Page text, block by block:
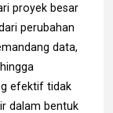
proyek besar
perubahan
data,
efektif tidak
dalam bentuk